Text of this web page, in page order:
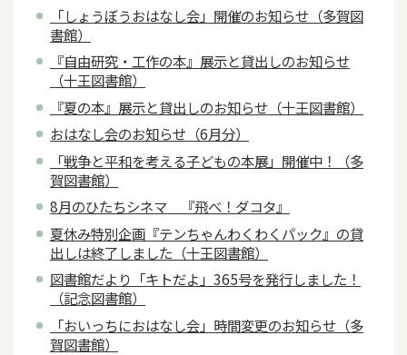
「しょうぼうおはなし会」開催のお知らせ（多賀図
書館）
『自由研究・工作の本』展示と貸出しのお知らせ
（十王図書館）
『夏の本』展示と貸出しのお知らせ（十王図書館）
おはなし会のお知らせ（6月分）
「戦争と平和を考える子どもの本展」開催中！（多
賀図書館）
8月のひたちシネマ 『飛べ！ダコタ』
夏休み特別企画『テンちゃんわくわくパック』の貸
出しは終了しました（十王図書館）
図書館だより「キトだよ」365号を発行しました！
（記念図書館）
「おいっちにおはなし会」時間変更のお知らせ（多
賀図書館）